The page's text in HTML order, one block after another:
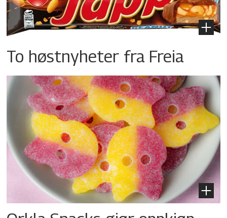
To høstnyheter fra Freia